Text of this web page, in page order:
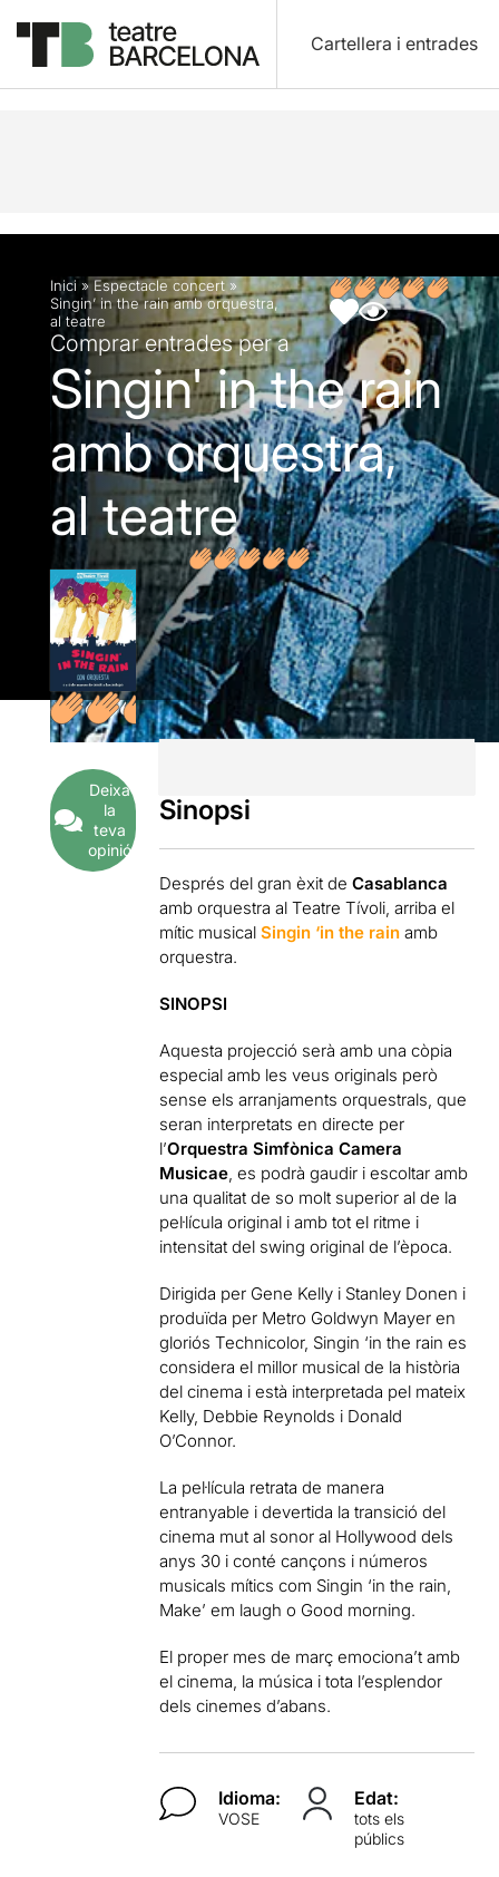
Cartellera i entrades
Descripció Fitxa artística
Inici »Espectacle concert »
Singin’ in the rain amb orquestra,
al teatre
Comprar entrades per a
Singin' in the rain
amb orquestra,
al teatre
Deixa
la
teva
opinió
Sinopsi
Després del gran èxit deCasablanca
amb orquestra al Teatre Tívoli, arriba el
mític musicalSingin ‘in the rain amb
orquestra.
SINOPSI
Aquesta projecció serà amb una còpia
especial amb les veus originals però
sense els arranjaments orquestrals, que
seran interpretats en directe per
l’Orquestra Simfònica Camera
Musicae, es podrà gaudir i escoltar amb
una qualitat de so molt superior al de la
pel·lícula original i amb tot el ritme i
intensitat del swing original de l’època.
Dirigida per Gene Kelly i Stanley Donen i
produïda per Metro Goldwyn Mayer en
gloriós Technicolor, Singin ‘in the rain es
considera el millor musical de la història
del cinema i està interpretada pel mateix
Kelly, Debbie Reynolds i Donald
O’Connor.
La pel·lícula retrata de manera
entranyable i devertida la transició del
cinema mut al sonor al Hollywood dels
anys 30 i conté cançons i números
musicals mítics com Singin ‘in the rain,
Make’ em laugh o Good morning.
El proper mes de març emociona’t amb
el cinema, la música i tota l’esplendor
dels cinemes d’abans.
Idioma:
VOSE
Edat:
tots els
públics